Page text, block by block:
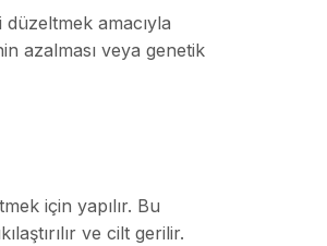
düzeltmek amacıyla
azalması veya genetik
için yapılır. Bu
ve cilt gerilir.